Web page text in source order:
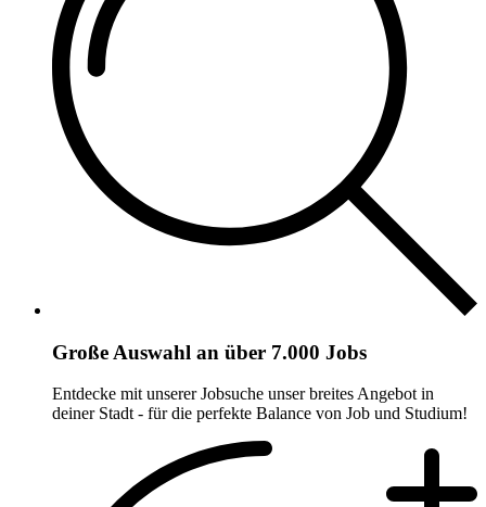
Große Auswahl an über 7.000 Jobs
Entdecke mit unserer Jobsuche unser breites Angebot in
deiner Stadt - für die perfekte Balance von Job und Studium!